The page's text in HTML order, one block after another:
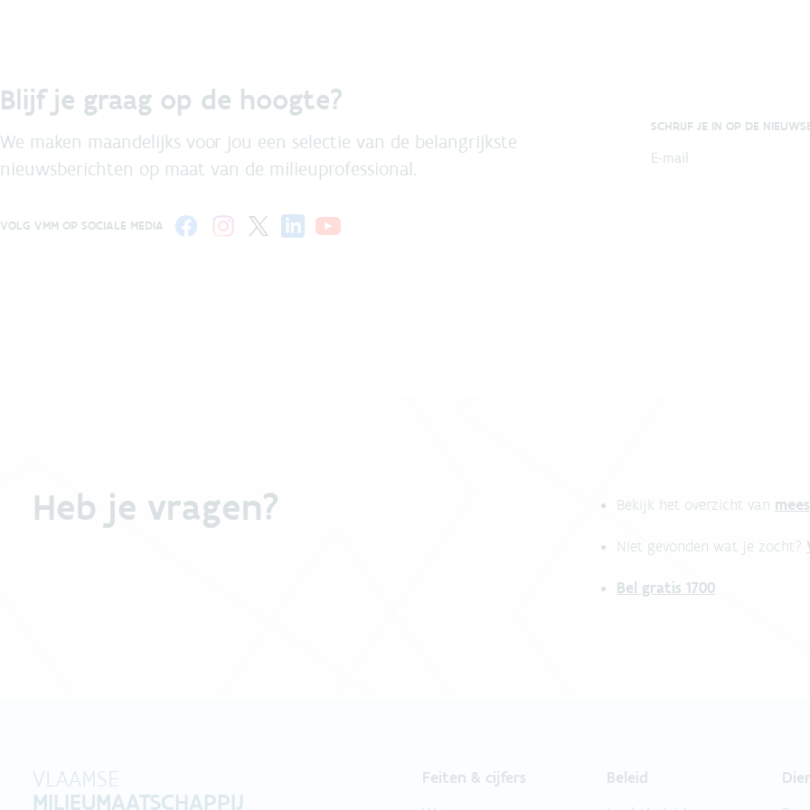
Blijf je graag op de hoogte?
We maken maandelijks voor jou een selectie van de belangrijkste
nieuwsberichten op maat van de milieuprofessional.
VOLG VMM OP SOCIALE MEDIA
SCHRIJF JE IN OP DE
E-mail
Heb je vragen? Bekijk het overzicht van
Niet gevonden wat je zocht?
Bel gratis 1700
VLAAMSE
MILIEUMAATSCHAPPIJ
Feiten & cijfers
Beleid